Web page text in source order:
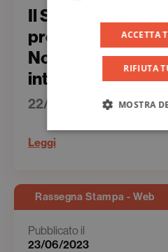
Il Secolo XIX ed.
procuratore
Nordio: “Io non
intercettazioni
22/06/2023
Leggi
Rassegna Stampa - Web
Pubblicato il
23/06/2023
ACCETTA
RIFIUTA
MOSTRA